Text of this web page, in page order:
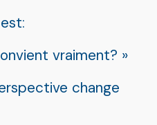
vraiment? »
change